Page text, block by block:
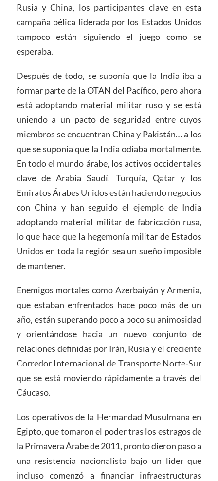
Rusia y China, los participantes clave en esta
campaña bélica liderada por los Estados Unidos
tampoco están siguiendo el juego como se
esperaba.
Después de todo, se suponía que la India iba a
formar parte de la OTAN del Pacífico, pero ahora
está adoptando material militar ruso y se está
uniendo a un pacto de seguridad entre cuyos
miembros se encuentran China y Pakistán… a los
que se suponía que la India odiaba mortalmente.
En todo el mundo árabe, los activos occidentales
clave de Arabia Saudí, Turquía, Qatar y los
Emiratos Árabes Unidos están haciendo negocios
con China y han seguido el ejemplo de India
adoptando material militar de fabricación rusa,
lo que hace que la hegemonía militar de Estados
Unidos en toda la región sea un sueño imposible
de mantener.
Enemigos mortales como Azerbaiyán y Armenia,
que estaban enfrentados hace poco más de un
año, están superando poco a poco su animosidad
y orientándose hacia un nuevo conjunto de
relaciones definidas por Irán, Rusia y el creciente
Corredor Internacional de Transporte Norte-Sur
que se está moviendo rápidamente a través del
Cáucaso.
Los operativos de la Hermandad Musulmana en
Egipto, que tomaron el poder tras los estragos de
la Primavera Árabe de 2011, pronto dieron paso a
una resistencia nacionalista bajo un líder que
incluso comenzó a financiar infraestructuras